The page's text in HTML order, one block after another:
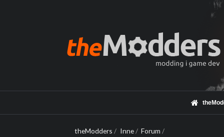
theModders / Inne/ Forum /